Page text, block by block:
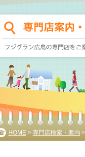
HOME > 専門店検索・案内